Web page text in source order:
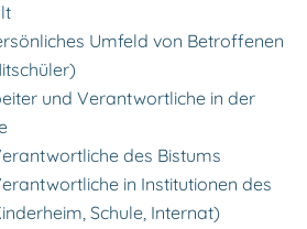
Umfeld von Betroffenen
und Verantwortliche in der
des Bistums
in Institutionen des
Schule, Internat)